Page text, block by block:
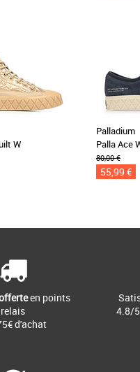
W
Palladium
Palla Ace
80,00 €
55,99 €
en points
relais
d'achat
4.8/